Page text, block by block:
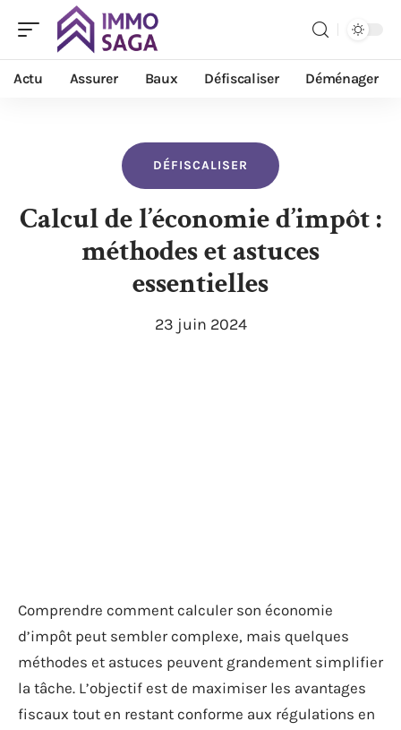
Actu Assurer Baux Défiscaliser Déménager
DÉFISCALISER
Calcul de l’économie d’impôt :
méthodes et astuces
essentielles
23 juin 2024
Comprendre comment calculer son économie
d’impôt peut sembler complexe, mais quelques
méthodes et astuces peuvent grandement simplifier
la tâche. L’objectif est de maximiser les avantages
fiscaux tout en restant conforme aux régulations en